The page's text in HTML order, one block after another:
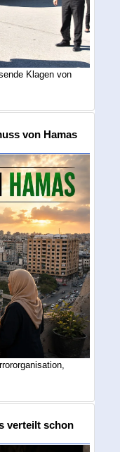
Klagen von
von Hamas
verteilt schon